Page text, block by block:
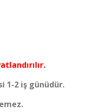
1-2 iş günüdür.